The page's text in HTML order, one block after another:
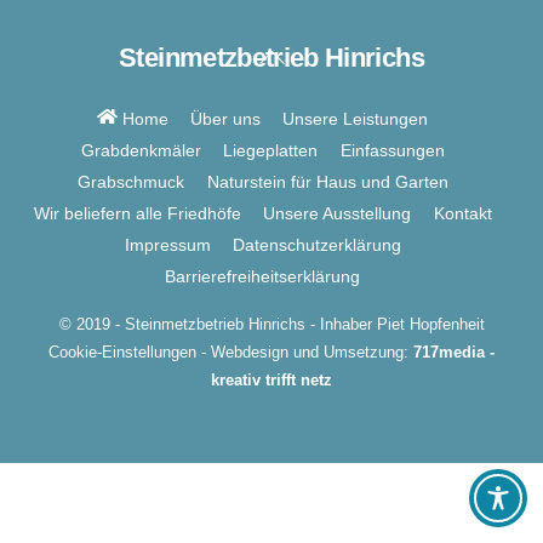
Back
Top
Steinmetzbetrieb Hinrichs
Home Über uns
Unsere Leistungen
Grabdenkmäler
Liegeplatten
Einfassungen
Grabschmuck
Naturstein für Haus und Garten
Wir beliefern alle Friedhöfe
Unsere Ausstellung
Kontakt
Impressum
Datenschutzerklärung
Barrierefreiheitserklärung
© 2019 - Steinmetzbetrieb Hinrichs - Inhaber Piet Hopfenheit
Cookie-Einstellungen - Webdesign und Umsetzung: 717media -
kreativ trifft netz